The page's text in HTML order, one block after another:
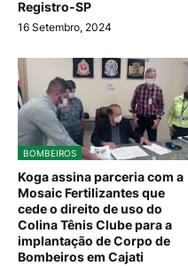
Registro-SP
16 Setembro, 2024
BOMBEIROS
Koga assina parceria com a
Mosaic Fertilizantes que
cede o direito de uso do
Colina Tênis Clube para a
implantação de Corpo de
Bombeiros em Cajati